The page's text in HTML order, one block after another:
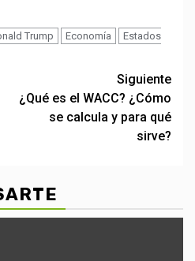
Trump Economía
Estados
Siguiente
¿Qué es el WACC? ¿Cómo
se calcula y para qué
sirve?